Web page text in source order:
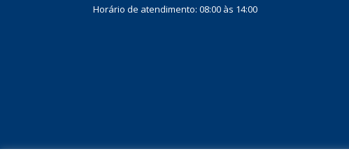
Horário de atendimento: 08:00 às 14:00